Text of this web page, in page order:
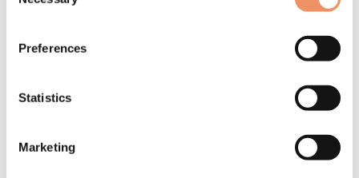
Preferences
Statistics
Marketing
Bestellingen kunnen alleen worden geretourneerd
als ze
zitten.
De artikelen mogen
geen zichtbare gebruikssporen
Retourzendingen zijn op eigen kosten.